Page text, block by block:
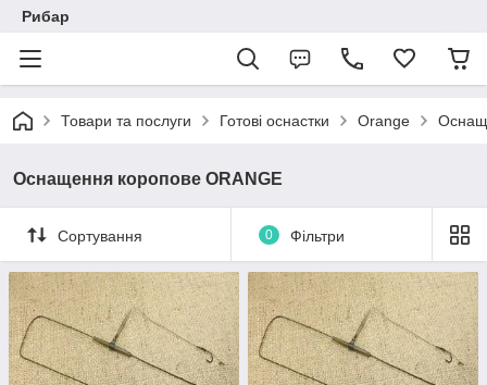
Рибар
Товари та послуги Готові оснастки Orange
Оснащення коропове ORANGE
Сортування 0 Фільтри